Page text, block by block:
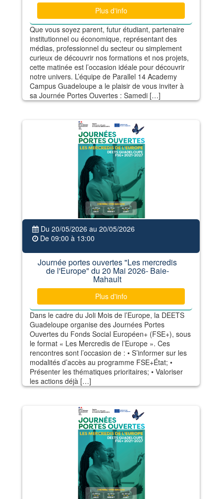
Plus d'info
Que vous soyez parent, futur étudiant, partenaire
institutionnel ou économique, représentant des
médias, professionnel du secteur ou simplement
curieux de découvrir nos formations et nos projets,
cette matinée est l’occasion idéale pour découvrir
notre univers. L’équipe de Parallel 14 Academy
Campus Guadeloupe a le plaisir de vous inviter à
sa Journée Portes Ouvertes : Samedi […]
Du 20/05/2026 au 20/05/2026
De 09:00 à 13:00
Journée portes ouvertes "Les mercredis
de l'Europe" du 20 Mai 2026- Baie-
Mahault
Plus d'info
Dans le cadre du Joli Mois de l’Europe, la DEETS
Guadeloupe organise des Journées Portes
Ouvertes du Fonds Social Européen+ (FSE+), sous
le format « Les Mercredis de l’Europe ». Ces
rencontres sont l’occasion de : • S’informer sur les
modalités d’accès au programme FSE+État; •
Présenter les thématiques prioritaires; • Valoriser
les actions déjà […]